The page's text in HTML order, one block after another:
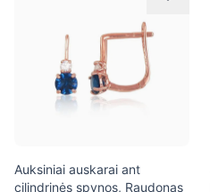
Auksiniai auskarai ant
cilindrinės spynos, Raudonas